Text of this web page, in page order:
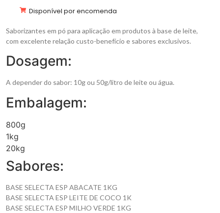
Disponível por encomenda
Saborizantes em pó para aplicação em produtos à base de leite,
com excelente relação custo-benefício e sabores exclusivos.
Dosagem:
A depender do sabor: 10g ou 50g/litro de leite ou água.
Embalagem:
800g
1kg
20kg
Sabores:
BASE SELECTA ESP ABACATE 1KG
BASE SELECTA ESP LEITE DE COCO 1K
BASE SELECTA ESP MILHO VERDE 1KG